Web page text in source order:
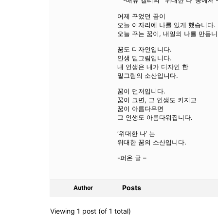
어제 꾸었던 꿈이
오늘 이자리에 나를 있게 했습니다.
오늘 꾸는 꿈이, 내일의 나를 만듭
꿈도 디자인입니다.
인생 밑그림입니다.
내 인생은 내가 디자인 한
밑그림의 소산입니다.
꿈이 먼저입니다.
꿈이 크면, 그 인생도 커지고
꿈이 아름다우면
그 인생도 아름다워집니다.
‘위대한 나’ 는
위대한 꿈의 소산입니다.
-퍼온 글 –
Author Posts
Viewing 1 post (of 1 total)